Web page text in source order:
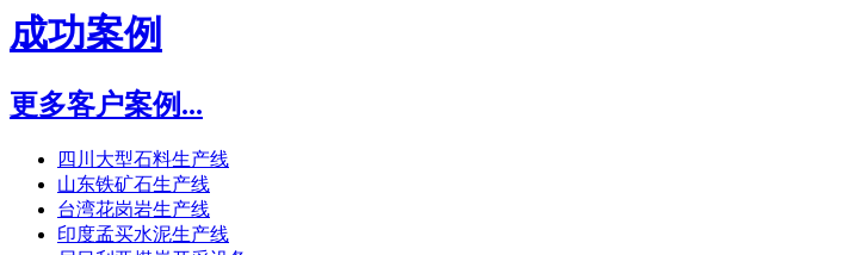
成功案例
更多客户案例...
四川大型石料生产线
山东铁矿石生产线
台湾花岗岩生产线
印度孟买水泥生产线